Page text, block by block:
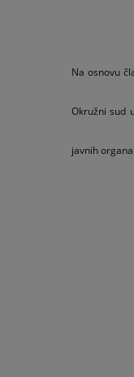
Na osnovu
Okružni sud
javnih